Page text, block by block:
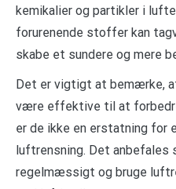
kemikalier og partikler i
forurenende stoffer kan
skabe et sundere og mere
Det er vigtigt at bemærke,
være effektive til at
er de ikke en erstatning for
luftrensning. Det anbefales
regelmæssigt og bruge